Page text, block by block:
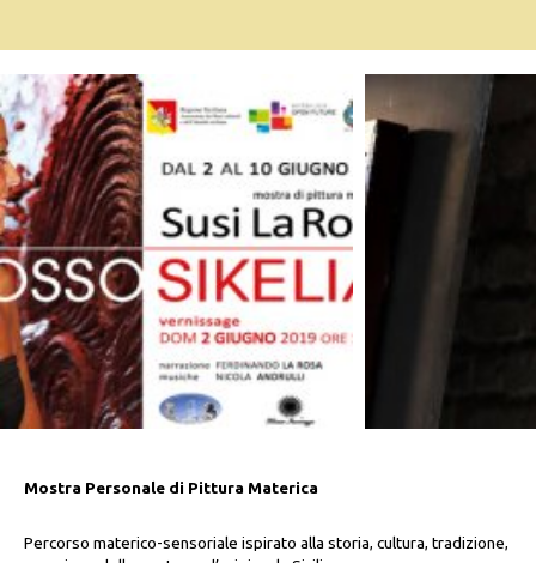
Mostra Personale di Pittura Materica
Percorso materico-sensoriale ispirato alla storia, cultura, tradizione,